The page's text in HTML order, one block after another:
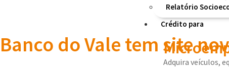
Relatório
Crédito para
Adquira veículos,
Banco do Vale tem site